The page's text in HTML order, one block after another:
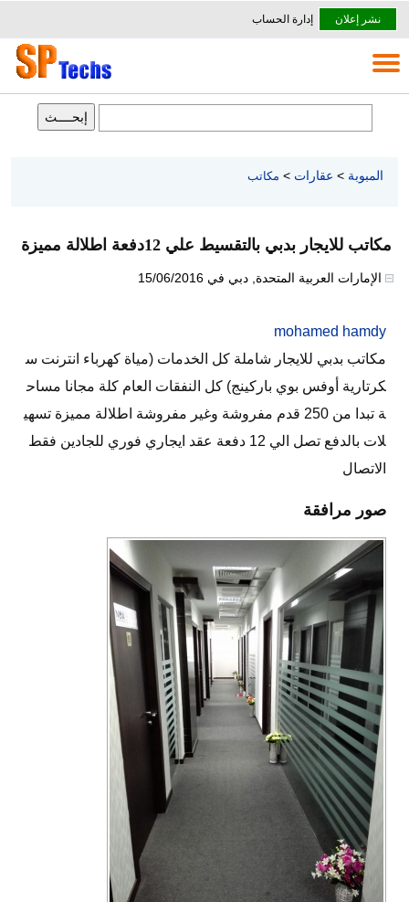
نشر إعلان إدارة الحساب
المبوبة > عقارات > مكاتب
مكاتب للايجار بدبي بالتقسيط علي 12دفعة اطلالة مميزة
الإمارات العربية المتحدة ,دبي في 15/06/2016
mohamed hamdy
مكاتب بدبي للايجار شاملة كل الخدمات (مياة كهرباء انترنت س
كرتارية أوفس بوي باركينج) كل النفقات العام كلة مجانا مساح
ة تبدا من 250 قدم مفروشة وغير مفروشة اطلالة مميزة تسهي
لات بالدفع تصل الي 12 دفعة عقد ايجاري فوري للجادين فقط
الاتصال
صور مرافقة